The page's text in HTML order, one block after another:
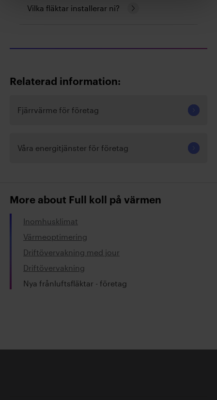
frånluftsfläktar räknas som underhåll och
Vilka fläktar installerar ni?
Fortsätt
Relaterad information:
Fjärrvärme för företag
Våra energitjänster för företag
More about Full koll på värmen
Inomhusklimat
Värmeoptimering
Driftövervakning med jour
Driftövervakning
Nya frånluftsfläktar - företag